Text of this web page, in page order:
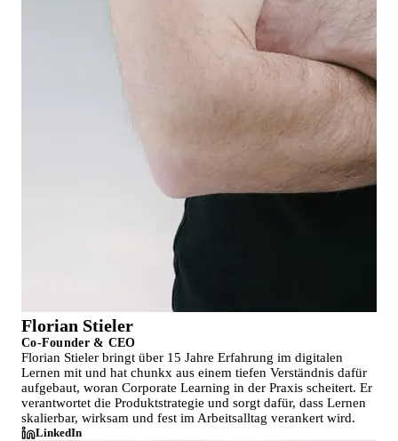
Florian Stieler
Co-Founder & CEO
Florian Stieler bringt über 15 Jahre Erfahrung im digitalen
Lernen mit und hat chunkx aus einem tiefen Verständnis dafür
aufgebaut, woran Corporate Learning in der Praxis scheitert. Er
verantwortet die Produktstrategie und sorgt dafür, dass Lernen
skalierbar, wirksam und fest im Arbeitsalltag verankert wird.
LinkedIn